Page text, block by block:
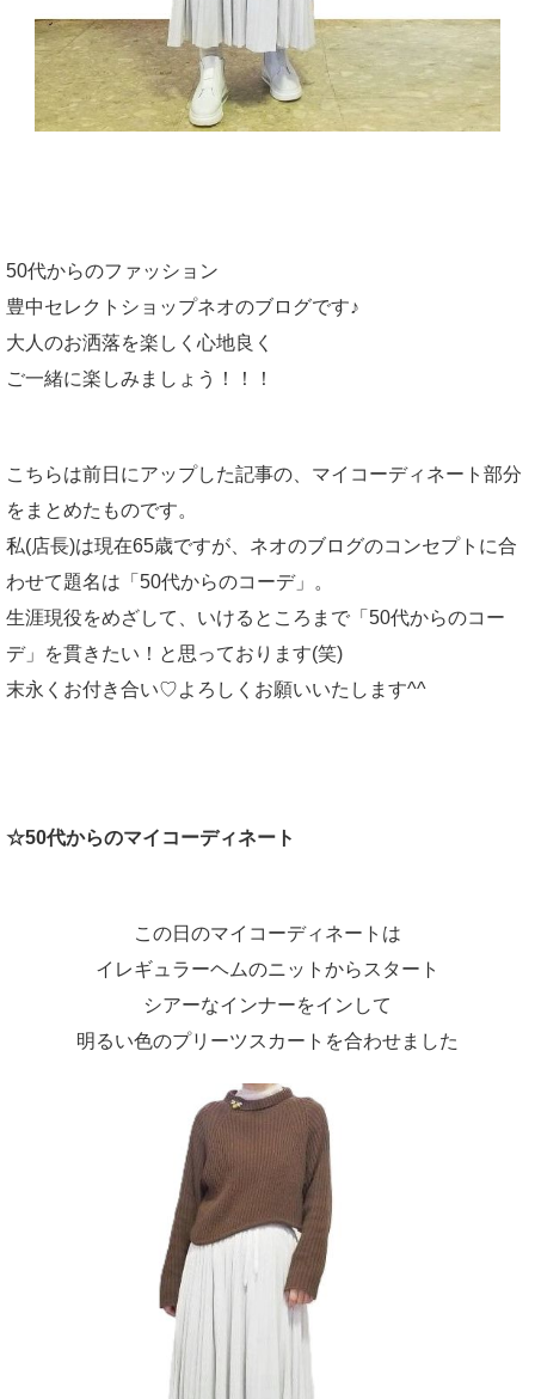
50代からのファッション
豊中セレクトショップネオのブログです♪
大人のお洒落を楽しく心地良く
ご一緒に楽しみましょう！！！
こちらは前日にアップした記事の、マイコーディネート部分
をまとめたものです。
私(店長)は現在65歳ですが、ネオのブログのコンセプトに合
わせて題名は「50代からのコーデ」。
生涯現役をめざして、いけるところまで「50代からのコー
デ」を貫きたい！と思っております(笑)
末永くお付き合い♡よろしくお願いいたします^^
☆50代からのマイコーディネート
この日のマイコーディネートは
イレギュラーヘムのニットからスタート
シアーなインナーをインして
明るい色のプリーツスカートを合わせました